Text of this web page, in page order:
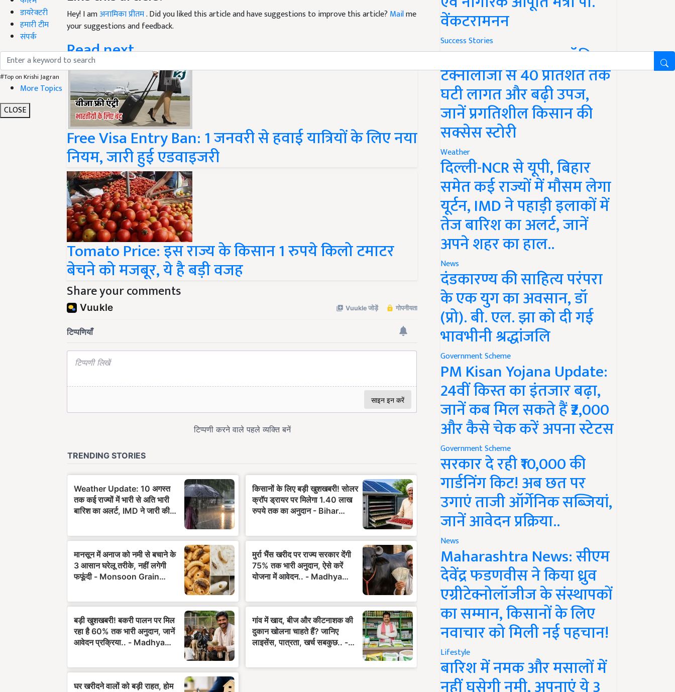
डायरेक्टरी
हमारी टीम
संपर्क
#Top on Krishi Jagran
More Topics
CLOSE
your suggestions and feedback.
Read next
Free Visa Entry Ban: 1 जनवरी से हवाई यात्रियों के लिए नया
नियम, जारी हुई एडवाइजरी
Tomato Price: इस राज्य के किसान 1 रुपये किलो टमाटर
बेचने को मजबूर, ये है बड़ी वजह
Share your comments
वेंकटरामनन
Success Stories
Success Story: जायटॉनिक
टेक्नोलॉजी से 40 प्रतिशत तक
घटी लागत और बढ़ी उपज,
जानें प्रगतिशील किसान की
सक्सेस स्टोरी
Weather
दिल्ली-NCR से यूपी, बिहार
समेत कई राज्यों में मौसम लेगा
यूर्टन, IMD ने पहाड़ी इलाकों में
तेज बारिश का अलर्ट, जानें
अपने शहर का हाल..
News
दंडकारण्य की साहित्य परंपरा
के एक युग का अवसान, डॉ
(प्रो). बी. एल. झा को दी गई
भावभीनी श्रद्धांजलि
Government Scheme
PM Kisan Yojana Update:
24वीं किस्त का इंतजार बढ़ा,
जानें कब मिल सकते हैं ₹2,000
और कैसे चेक करें अपना स्टेटस
Government Scheme
सरकार दे रही ₹10,000 की
गार्डनिंग किट! अब छत पर
उगाएं ताजी ऑर्गेनिक सब्जियां,
जानें आवेदन प्रक्रिया..
News
Maharashtra News: सीएम
देवेंद्र फडणवीस ने किया ध्रुव
एग्रीटेक्नोलॉजीज के संस्थापकों
का सम्मान, किसानों के लिए
नवाचार को मिली नई पहचान!
Lifestyle
बारिश में नमक और मसालों में